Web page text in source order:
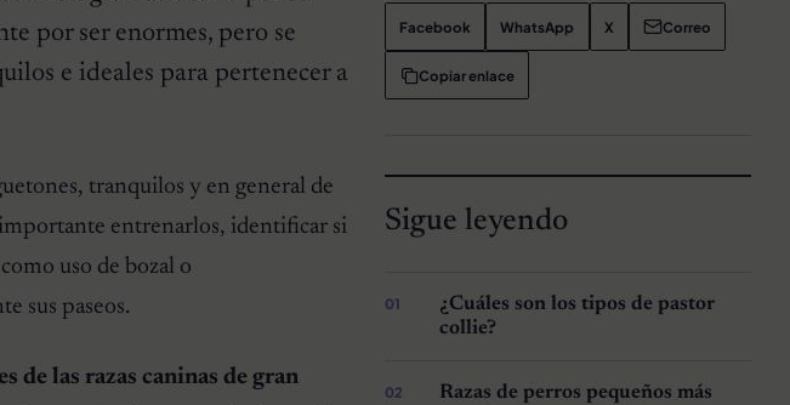
por ser enormes, pero se
e ideales para pertenecer a
tranquilos y en general de
entrenarlos, identificar si
uso de bozal o
sus paseos.
de las razas caninas de gran
Facebook WhatsApp X Correo
Copiar enlace
Sigue leyendo
¿Cuáles son los tipos de pastor
collie?
Razas de perros pequeños más